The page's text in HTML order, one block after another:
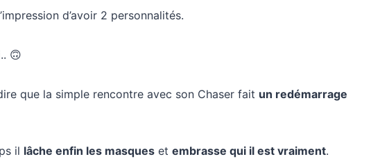
d’avoir 2 personnalités.
🙃
que la simple rencontre avec son Chaser fait un redémarrage
il lâche enfin les masques et embrasse qui il est vraiment.